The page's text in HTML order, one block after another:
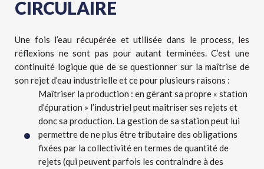
CIRCULAIRE
Une fois l’eau récupérée et utilisée dans le process, les
réflexions ne sont pas pour autant terminées. C’est une
continuité logique que de se questionner sur la maîtrise de
son rejet d’eau industrielle et ce pour plusieurs raisons :
Maîtriser la production : en gérant sa propre « station
d’épuration » l’industriel peut maîtriser ses rejets et
donc sa production. La gestion de sa station peut lui
permettre de ne plus être tributaire des obligations
fixées par la collectivité en termes de quantité de
rejets (qui peuvent parfois les contraindre à des